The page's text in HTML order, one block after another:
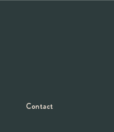
Contact